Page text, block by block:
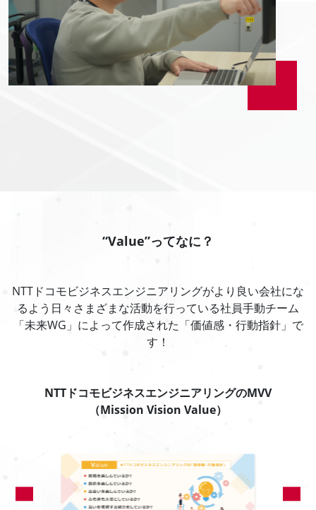
“Value”ってなに？
NTTドコモビジネスエンジニアリングがより良い会社にな
るよう日々さまざまな活動を行っている社員手動チーム
「未来WG」によって作成された「価値感・行動指針」で
す！
NTTドコモビジネスエンジニアリングのMVV
（Mission Vision Value）
Previous Next